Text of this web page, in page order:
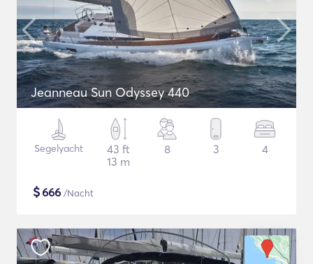
Jeanneau Sun Odyssey 440
Segelyacht
43 ft
13 m
8 3 4
$666 /Nacht